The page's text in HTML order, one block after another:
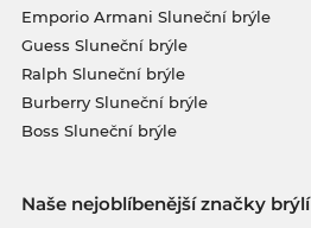
Emporio Armani Sluneční brýle
Guess Sluneční brýle
Ralph Sluneční brýle
Burberry Sluneční brýle
Boss Sluneční brýle
Naše nejoblíbenější značky brýlí